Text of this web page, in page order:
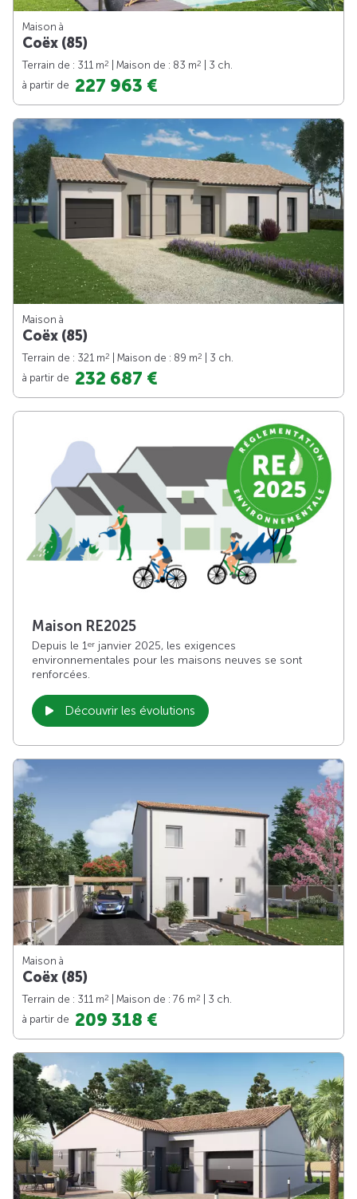
Maison à
Coëx (85)
Terrain de : 311 m2 | Maison de : 83 m2
| 3 ch.
à partir de 227 963 €
Maison à
Coëx (85)
Terrain de : 321 m2 | Maison de : 89 m2
| 3 ch.
à partir de 232 687 €
Maison RE2025
Depuis le 1er janvier 2025, les exigences
environnementales pour les maisons neuves se sont
renforcées.
Découvrir les évolutions
Maison à
Coëx (85)
Terrain de : 311 m2 | Maison de : 76 m2
| 3 ch.
à partir de 209 318 €